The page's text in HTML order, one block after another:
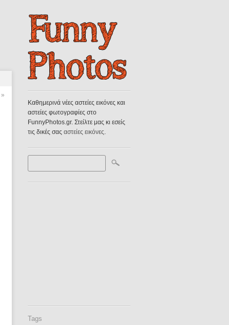
Καθημερινά νέες αστείες εικόνες και
αστείες φωτογραφίες στο
FunnyPhotos.gr. Στείλτε μας κι εσείς
τις δικές σας αστείες εικόνες.
Tags
»